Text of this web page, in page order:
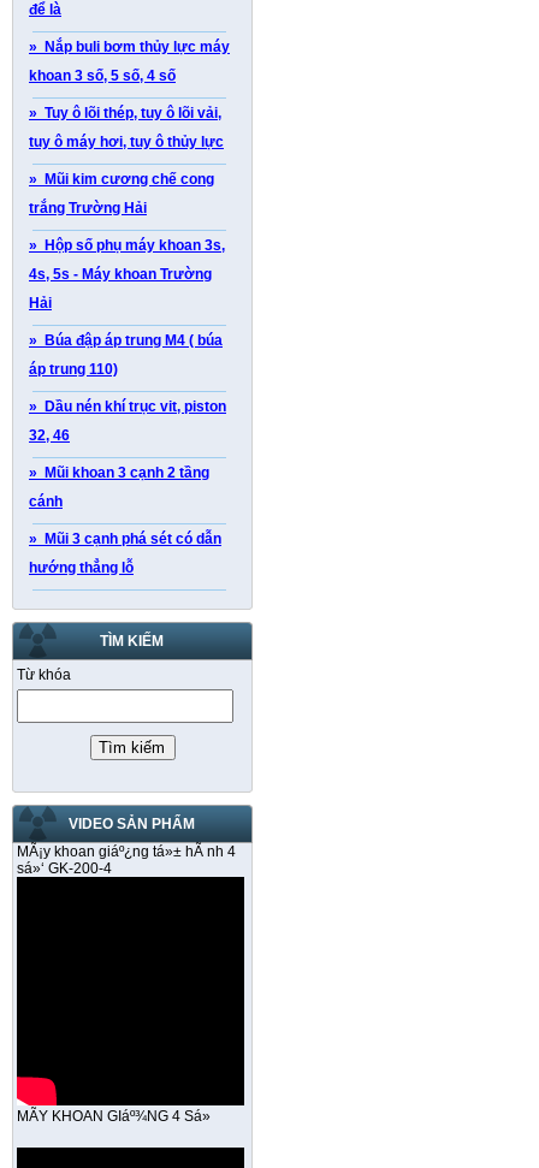
để là
» Nắp buli bơm thủy lực máy
khoan 3 số, 5 số, 4 số
» Tuy ô lõi thép, tuy ô lõi vải,
tuy ô máy hơi, tuy ô thủy lực
» Mũi kim cương chế cong
trắng Trường Hải
» Hộp số phụ máy khoan 3s,
4s, 5s - Máy khoan Trường
Hải
» Búa đập áp trung M4 ( búa
áp trung 110)
» Dầu nén khí trục vit, piston
32, 46
» Mũi khoan 3 cạnh 2 tầng
cánh
» Mũi 3 cạnh phá sét có dẫn
hướng thẳng lỗ
TÌM KIẾM
Từ khóa
VIDEO SẢN PHẨM
MÃ¡y khoan giáº¿ng tá»± hÃ nh 4
sá»‘ GK-200-4
MÃY KHOAN GIáº¾NG 4 Sá»